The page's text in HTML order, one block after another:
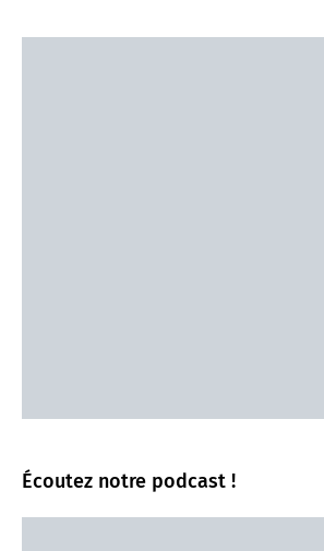
Écoutez notre podcast !